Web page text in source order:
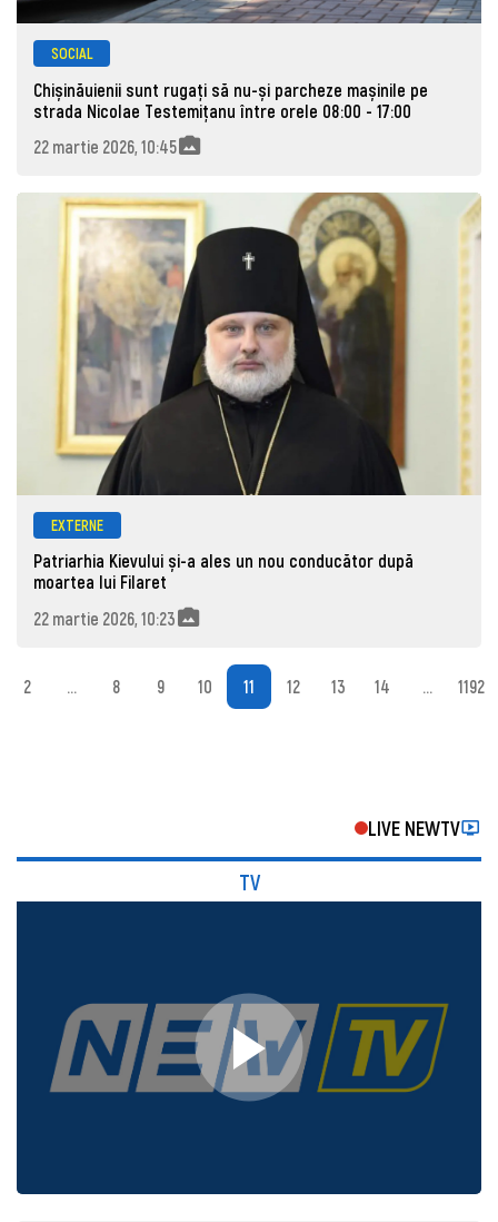
SOCIAL
Chișinăuienii sunt rugați să nu-și parcheze mașinile pe
strada Nicolae Testemițanu între orele 08:00 - 17:00
22 martie 2026, 10:45
EXTERNE
Patriarhia Kievului și-a ales un nou conducător după
moartea lui Filaret
22 martie 2026, 10:23
2 ... 8 9 10 11 12 13 14 ... 1192
LIVE NEWTV
TV